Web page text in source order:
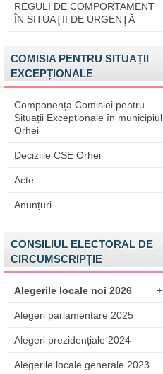
REGULI DE COMPORTAMENT
ÎN SITUAŢII DE URGENŢĂ
COMISIA PENTRU SITUAȚII
EXCEPȚIONALE
Componența Comisiei pentru
Situații Excepționale în municipiul
Orhei
Deciziile CSE Orhei
Acte
Anunțuri
CONSILIUL ELECTORAL DE
CIRCUMSCRIPȚIE
Alegerile locale noi 2026 +
Alegeri parlamentare 2025
Alegeri prezidențiale 2024
Alegerile locale generale 2023